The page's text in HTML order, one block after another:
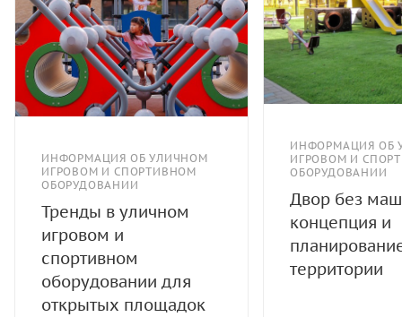
ИНФОРМАЦИЯ ОБ УЛИЧНОМ
ИГРОВОМ И СПОРТИВНОМ
ОБОРУДОВАНИИ
Тренды в уличном
игровом и
спортивном
оборудовании для
открытых площадок
ИНФОРМАЦИЯ ОБ
ИГРОВОМ И
ОБОРУДОВАНИИ
Двор без
концепция и
территории